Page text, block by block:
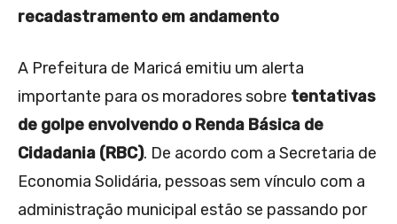
recadastramento em andamento
A Prefeitura de Maricá emitiu um alerta
importante para os moradores sobre tentativas
de golpe envolvendo o Renda Básica de
Cidadania (RBC). De acordo com a Secretaria de
Economia Solidária, pessoas sem vínculo com a
administração municipal estão se passando por